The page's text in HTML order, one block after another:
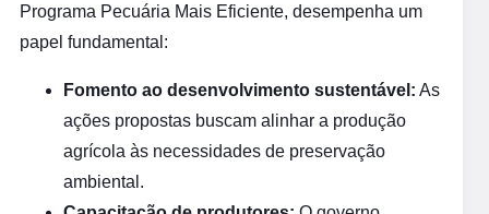
Programa Pecuária Mais Eficiente, desempenha um
papel fundamental:
Fomento ao desenvolvimento sustentável: As
ações propostas buscam alinhar a produção
agrícola às necessidades de preservação
ambiental.